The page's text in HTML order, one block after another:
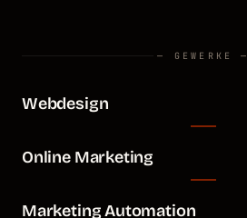
— GEWERKE —
Webdesign
Online Marketing
Marketing Automation